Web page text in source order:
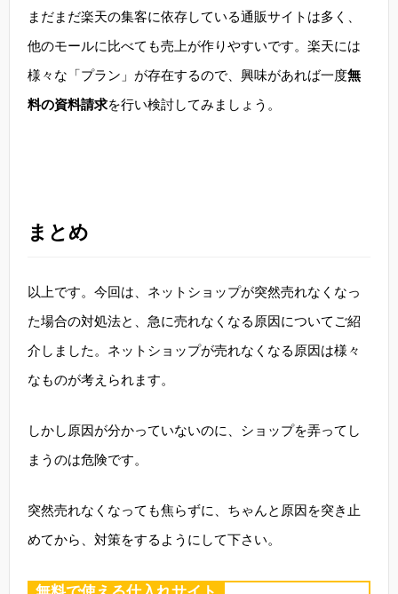
まだまだ楽天の集客に依存している通販サイトは多く、
他のモールに比べても売上が作りやすいです。楽天には
様々な「プラン」が存在するので、興味があれば一度無
料の資料請求を行い検討してみましょう。
まとめ
以上です。今回は、ネットショップが突然売れなくなっ
た場合の対処法と、急に売れなくなる原因についてご紹
介しました。ネットショップが売れなくなる原因は様々
なものが考えられます。
しかし原因が分かっていないのに、ショップを弄ってし
まうのは危険です。
突然売れなくなっても焦らずに、ちゃんと原因を突き止
めてから、対策をするようにして下さい。